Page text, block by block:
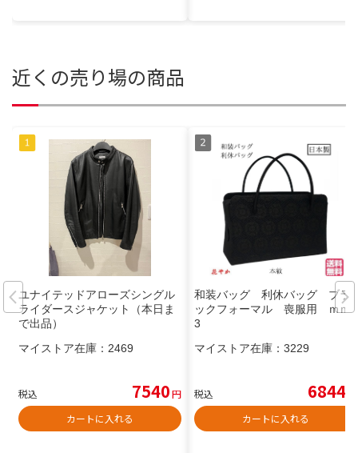
近くの売り場の商品
ユナイテッドアローズシングル
ライダースジャケット（本日ま
で出品）
マイストア在庫： 2469
税込 7540円
カートに入れる
和装バッグ 利休バッグ ブラ
ックフォーマル 喪服用 ｍｍ-
3
マイストア在庫： 3229
税込 6844
カートに入れる